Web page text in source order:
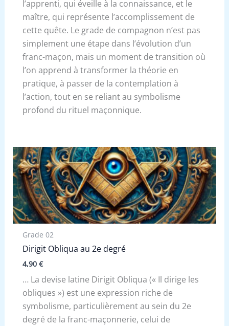
l’apprenti, qui éveille à la connaissance, et le
maître, qui représente l’accomplissement de
cette quête. Le grade de compagnon n’est pas
simplement une étape dans l’évolution d’un
franc-maçon, mais un moment de transition où
l’on apprend à transformer la théorie en
pratique, à passer de la contemplation à
l’action, tout en se reliant au symbolisme
profond du rituel maçonnique.
Grade 02
Dirigit Obliqua au 2e degré
4,90 €
… La devise latine Dirigit Obliqua (« Il dirige les
obliques ») est une expression riche de
symbolisme, particulièrement au sein du 2e
degré de la franc-maçonnerie, celui de